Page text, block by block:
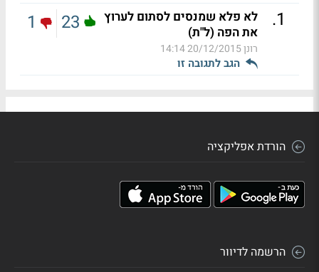
1
.
לא פלא שמנסים לסתום לערוץ
את הפה (ל"ת)
רונן20/12/2015 14:14
הגב לתגובה זו
23
1
הורדת אפליקציה
הרשמה לדיוור